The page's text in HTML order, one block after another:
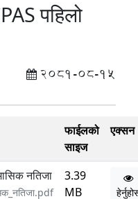
पहिलो
2081-08-15
फाईलको
साइज
एक्सन
नतिजा
3.39
MB